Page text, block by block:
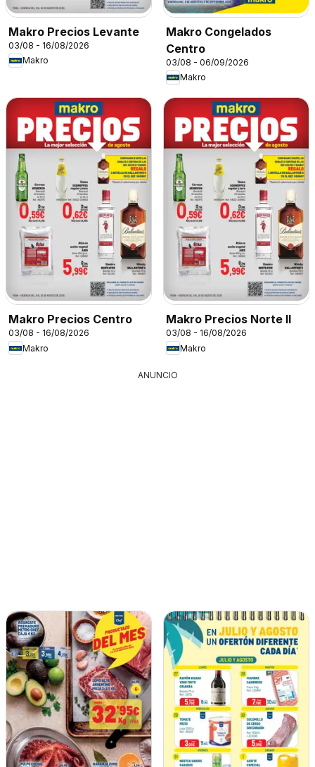
Makro Precios Levante
03/08 - 16/08/2026
Makro
Makro Congelados
Centro
03/08 - 06/09/2026
Makro
Makro Precios Centro
03/08 - 16/08/2026
Makro
Makro Precios Norte II
03/08 - 16/08/2026
Makro
ANUNCIO